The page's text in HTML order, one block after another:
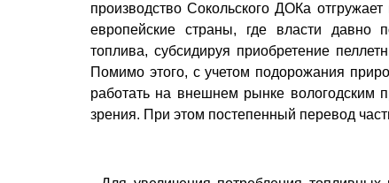
производство Сокольского ДОКа
европейские страны, где власти давно
топлива, субсидируя приобретение
Помимо этого, с учетом подорожания
работать на внешнем рынке вологодским
зрения. При этом постепенный перевод